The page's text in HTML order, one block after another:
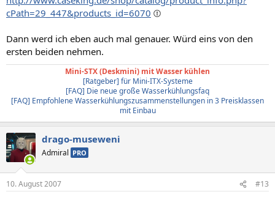
cPath=29_447&products_id=6070
Dann werd ich eben auch mal genauer. Würd eins von den
ersten beiden nehmen.
Mini-STX (Deskmini) mit Wasser kühlen
[Ratgeber] für Mini-ITX-Systeme
[FAQ] Die neue große Wasserkühlungsfaq
[FAQ] Empfohlene Wasserkühlungszusammenstellungen in 3 Preisklassen
mit Einbau
drago-museweni
Admiral PRO
10. August 2007 #13